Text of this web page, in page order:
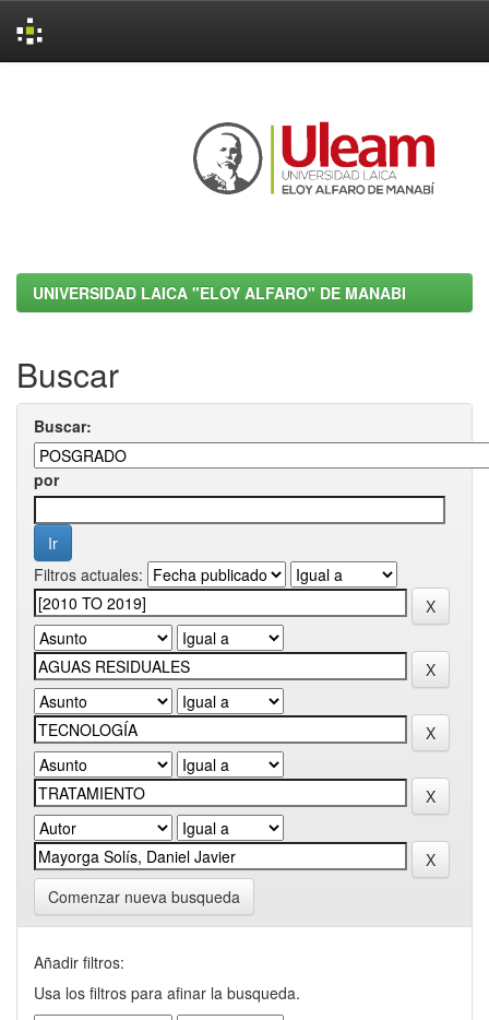
UNIVERSIDAD LAICA "ELOY ALFARO" DE MANABI
Buscar
Buscar:
por
Filtros actuales:
Comenzar nueva busqueda
Añadir filtros:
Usa los filtros para afinar la busqueda.